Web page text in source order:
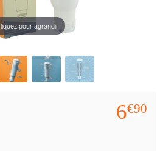
pour agrandir
6€90